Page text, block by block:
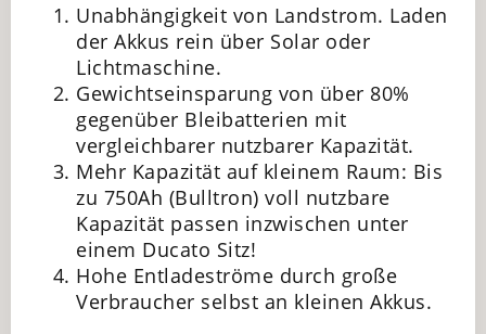
Unabhängigkeit von Landstrom. Laden
der Akkus rein über Solar oder
Lichtmaschine.
Gewichtseinsparung von über 80%
gegenüber Bleibatterien mit
vergleichbarer nutzbarer Kapazität.
Mehr Kapazität auf kleinem Raum: Bis
zu 750Ah (Bulltron) voll nutzbare
Kapazität passen inzwischen unter
einem Ducato Sitz!
Hohe Entladeströme durch große
Verbraucher selbst an kleinen Akkus.